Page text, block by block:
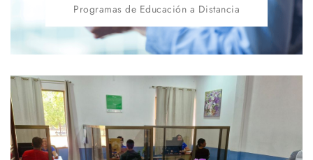
Programas de Educación a Distancia